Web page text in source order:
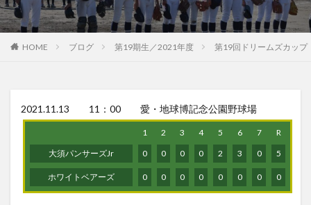
HOME ブログ 第19期生／2021年度 第19回ドリームズカッ
2021.11.13 11：00 愛・地球博記念公園野球場
1 2 3 4 5 6 7
R
大須パンサーズJr
0 0 0 0 2 3 0 5
ホワイトベアーズ 0 0 0 0 0 0 0 0